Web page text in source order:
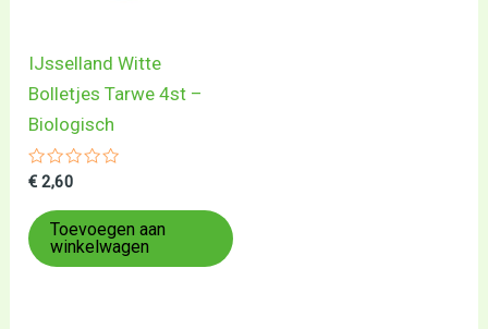
IJsselland Witte
Bolletjes Tarwe 4st –
Biologisch
Gewaardeerd
uit
5
€ 2,60
Toevoegen aan
winkelwagen